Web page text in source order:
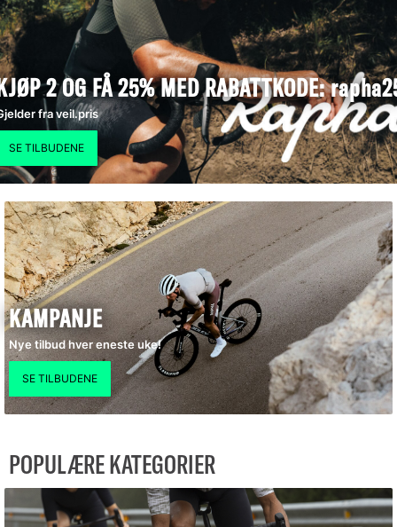
2 OG FÅ 25% MED RABATTKODE:
fra veil.pris
KAMPANJE
Nye tilbud hver eneste uke!
POPULÆRE KATEGORIER